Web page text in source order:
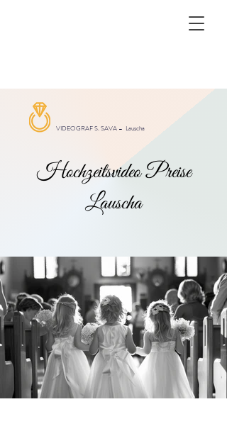
VIDEOGRAF S. SAVA – Lauscha
Hochzeitsvideo Preise
Lauscha